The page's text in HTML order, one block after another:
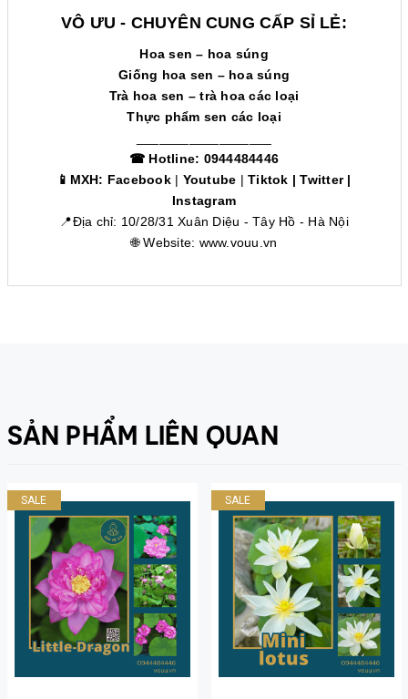
VÔ ƯU - CHUYÊN CUNG CẤP SỈ LẺ:
Hoa sen – hoa súng
Giống hoa sen – hoa súng
Trà hoa sen – trà hoa các loại
Thực phẩm sen các loại
☎ Hotline: 0944484446
📱MXH: Facebook| Youtube |Tiktok |Twitter|
Instagram
📍Địa chỉ: 10/28/31 Xuân Diệu - Tây Hồ - Hà Nội
🌐 Website: www.vouu.vn
SẢN PHẨM LIÊN QUAN
SALE SALE